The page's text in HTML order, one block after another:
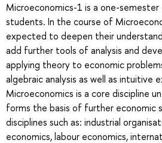
Microeconomics-1 is a one-
students. In the course of
expected to deepen their
add further tools of analysis and
applying theory to economic
algebraic analysis as well as intuitive
Microeconomics is a core discipline
forms the basis of further economic
disciplines such as: industrial
economics, labour economics,